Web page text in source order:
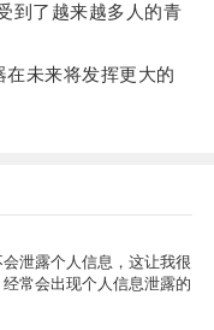
了越来越多人的青
未来将发挥更大的
泄露个人信息，这让我很
常会出现个人信息泄露的